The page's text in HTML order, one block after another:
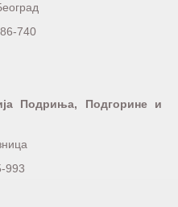
740
Подриња, Подгорине и
993